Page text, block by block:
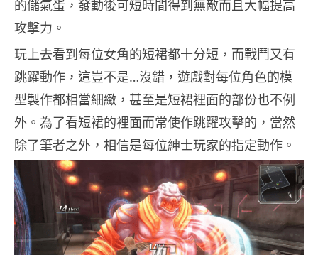
的儲氣蛋，發動後可短時間得到無敵而且大幅提高
攻擊力。
玩上去看到每位女角的短裙都十分短，而戰鬥又有
跳躍動作，這豈不是…沒錯，遊戲對每位角色的模
型製作都相當細緻，甚至是短裙裡面的部份也不例
外。為了看短裙的裡面而常使作跳躍攻擊的，當然
除了筆者之外，相信是每位紳士玩家的指定動作。